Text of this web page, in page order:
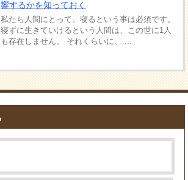
響するかを知っておく
私たち人間にとって、寝るという事は必須です。
寝ずに生きていけるという人間は、この世に1人
も存在しません。 それくらいに、 ...